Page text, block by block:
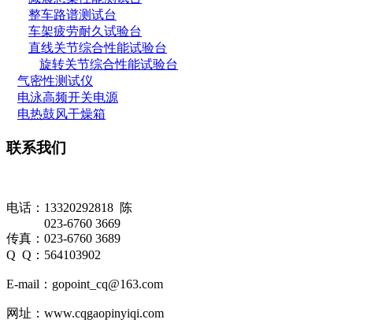
整车路谱测试台
车架疲劳耐久试验台
直线关节综合性能试验台
旋转关节综合性能试验台
气密性测试仪
电泳高频开关电源
电热鼓风干燥箱
联系我们
电话：13320292818 陈
023-6760 3669
传真：023-6760 3689
Q Q：564103902
E-mail：gopoint_cq@163.com
网址：www.cqgaopinyiqi.com